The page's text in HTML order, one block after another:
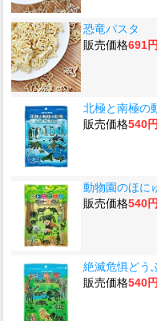
恐竜パスタ
販売価格691円
北極と南極の
販売価格540円
動物園のほに
販売価格540円
絶滅危惧どう
販売価格540円